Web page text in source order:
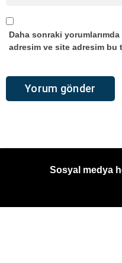
Daha sonraki
adresim ve site adresim bu
Sosyal medya